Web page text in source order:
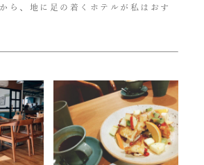
ら、地に足の着くホテルが私はおす